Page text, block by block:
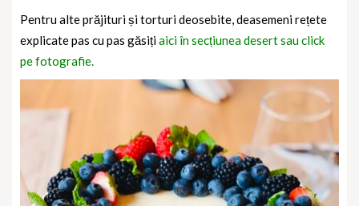
Pentru alte prăjituri și torturi deosebite, deasemeni rețete
explicate pas cu pas găsițiaici în secțiunea desert sau click
pe fotografie.